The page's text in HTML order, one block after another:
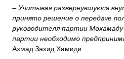
– Учитывая развернувшуюся
принято решение о передаче
руководителя партии
партии необходимо
Ахмад Захид Хамиди.